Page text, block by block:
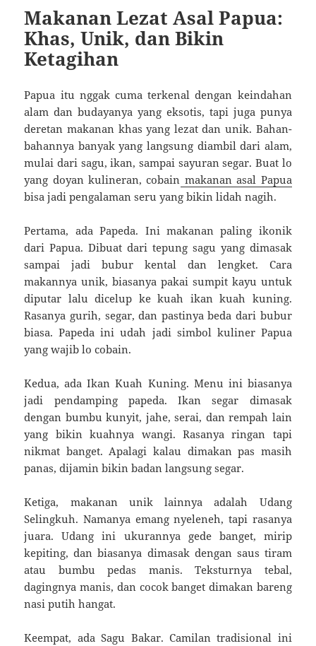
Makanan Lezat Asal Papua:
Khas, Unik, dan Bikin
Ketagihan
Papua itu nggak cuma terkenal dengan keindahan
alam dan budayanya yang eksotis, tapi juga punya
deretan makanan khas yang lezat dan unik. Bahan-
bahannya banyak yang langsung diambil dari alam,
mulai dari sagu, ikan, sampai sayuran segar. Buat lo
yang doyan kulineran, cobain makanan asal Papua
bisa jadi pengalaman seru yang bikin lidah nagih.
Pertama, ada Papeda. Ini makanan paling ikonik
dari Papua. Dibuat dari tepung sagu yang dimasak
sampai jadi bubur kental dan lengket. Cara
makannya unik, biasanya pakai sumpit kayu untuk
diputar lalu dicelup ke kuah ikan kuah kuning.
Rasanya gurih, segar, dan pastinya beda dari bubur
biasa. Papeda ini udah jadi simbol kuliner Papua
yang wajib lo cobain.
Kedua, ada Ikan Kuah Kuning. Menu ini biasanya
jadi pendamping papeda. Ikan segar dimasak
dengan bumbu kunyit, jahe, serai, dan rempah lain
yang bikin kuahnya wangi. Rasanya ringan tapi
nikmat banget. Apalagi kalau dimakan pas masih
panas, dijamin bikin badan langsung segar.
Ketiga, makanan unik lainnya adalah Udang
Selingkuh. Namanya emang nyeleneh, tapi rasanya
juara. Udang ini ukurannya gede banget, mirip
kepiting, dan biasanya dimasak dengan saus tiram
atau bumbu pedas manis. Teksturnya tebal,
dagingnya manis, dan cocok banget dimakan bareng
nasi putih hangat.
Keempat, ada Sagu Bakar. Camilan tradisional ini